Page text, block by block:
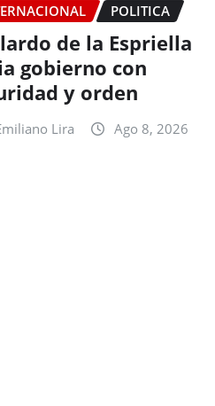
POLITICA
de la Espriella
gobierno con
y orden
Lira Ago 8, 2026